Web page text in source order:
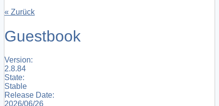
« Zurück
Guestbook
Version:
2.8.84
State:
Stable
Release Date:
2026/06/26